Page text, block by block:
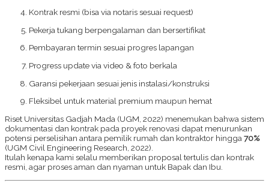
Kontrak resmi (bisa via notaris sesuai request)
Pekerja tukang berpengalaman dan bersertifikat
Pembayaran termin sesuai progres lapangan
Progress update via video & foto berkala
Garansi pekerjaan sesuai jenis instalasi/konstruksi
Fleksibel untuk material premium maupun hemat
Riset Universitas Gadjah Mada (UGM, 2022) menemukan bahwa sistem
dokumentasi dan kontrak pada proyek renovasi dapat menurunkan
potensi perselisihan antara pemilik rumah dan kontraktor hingga 70%
(UGM Civil Engineering Research, 2022).
Itulah kenapa kami selalu memberikan proposal tertulis dan kontrak
resmi, agar proses aman dan nyaman untuk Bapak dan Ibu.